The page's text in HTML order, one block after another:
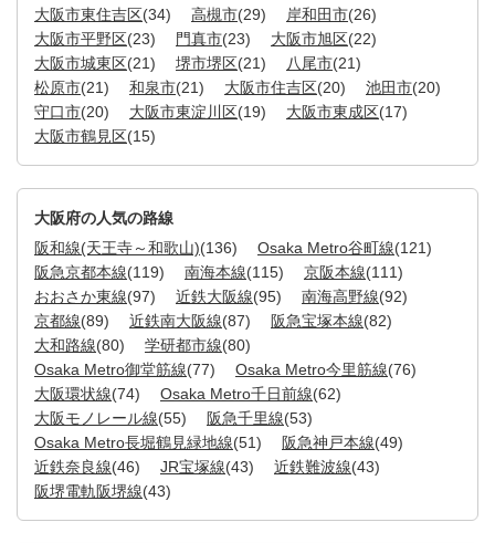
大阪市東住吉区(34) 高槻市(29) 岸和田市(26)
大阪市平野区(23) 門真市(23) 大阪市旭区(22)
大阪市城東区(21) 堺市堺区(21) 八尾市(21)
松原市(21) 和泉市(21) 大阪市住吉区(20) 池田市(20)
守口市(20) 大阪市東淀川区(19) 大阪市東成区(17)
大阪市鶴見区(15)
大阪府の人気の路線
阪和線(天王寺～和歌山)(136) Osaka Metro谷町線(121)
阪急京都本線(119) 南海本線(115) 京阪本線(111)
おおさか東線(97) 近鉄大阪線(95) 南海高野線(92)
京都線(89) 近鉄南大阪線(87) 阪急宝塚本線(82)
大和路線(80) 学研都市線(80)
Osaka Metro御堂筋線(77) Osaka Metro今里筋線(76)
大阪環状線(74) Osaka Metro千日前線(62)
大阪モノレール線(55) 阪急千里線(53)
Osaka Metro長堀鶴見緑地線(51) 阪急神戸本線(49)
近鉄奈良線(46) JR宝塚線(43) 近鉄難波線(43)
阪堺電軌阪堺線(43)